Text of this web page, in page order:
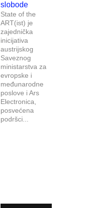
slobode
State of the
ART(ist) je
zajednička
inicijativa
austrijskog
Saveznog
ministarstva za
evropske i
međunarodne
poslove i Ars
Electronica,
posvećena
podršci...